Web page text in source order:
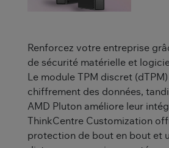
Renforcez votre entreprise
de sécurité matérielle et
Le module TPM discret
chiffrement des données,
AMD Pluton améliore leur
ThinkCentre Customization
protection de bout en bout et